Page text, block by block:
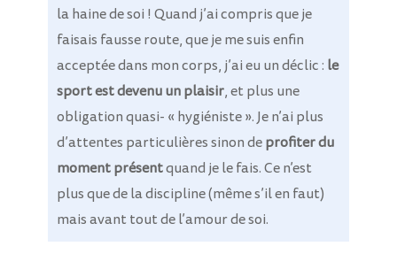
la haine de soi ! Quand j’ai compris que je
faisais fausse route, que je me suis enfin
acceptée dans mon corps, j’ai eu un déclic : le
sport est devenu un plaisir, et plus une
obligation quasi- « hygiéniste ». Je n’ai plus
d’attentes particulières sinon deprofiter du
moment présentquand je le fais. Ce n’est
plus que de la discipline (même s’il en faut)
mais avant tout de l’amour de soi.